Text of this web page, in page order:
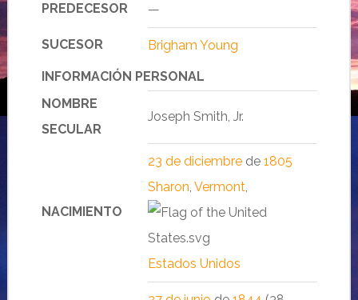
PREDECESOR —
SUCESOR Brigham Young
INFORMACIÓN PERSONAL
NOMBRE
SECULAR
Joseph Smith, Jr.
NACIMIENTO
23 de diciembrede 1805
Sharon, Vermont,
Estados Unidos